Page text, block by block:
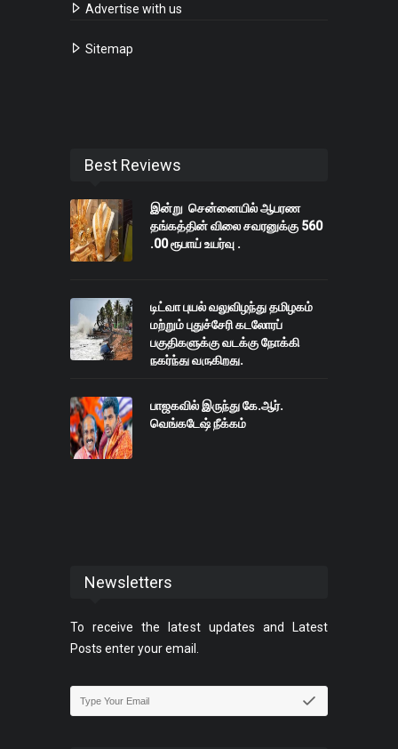
Advertise with us
Sitemap
Best Reviews
இன்று சென்னையில் ஆபரண
தங்கத்தின் விலை சவரனுக்கு 560
.00 ரூபாய் உயர்வு .
டிட்வா புயல் வலுவிழந்து தமிழகம்
மற்றும் புதுச்சேரி கடலோரப்
பகுதிகளுக்கு வடக்கு நோக்கி
நகர்ந்து வருகிறது.
பாஜகவில் இருந்து கே.ஆர்.
வெங்கடேஷ் நீக்கம்
Newsletters
To receive the latest updates and Latest
Posts enter your email.